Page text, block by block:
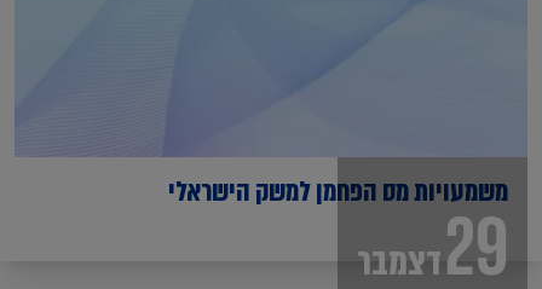
29דצמבר
משמעויות מס הפחמן למשק הישראלי